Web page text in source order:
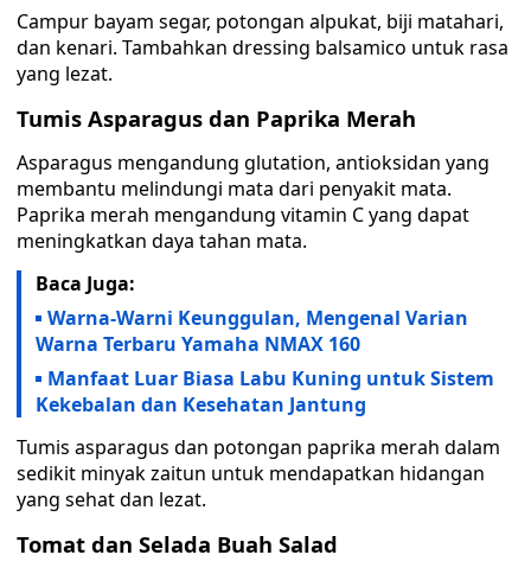
Campur bayam segar, potongan alpukat, biji matahari,
dan kenari. Tambahkan dressing balsamico untuk rasa
yang lezat.
Tumis Asparagus dan Paprika Merah
Asparagus mengandung glutation, antioksidan yang
membantu melindungi mata dari penyakit mata.
Paprika merah mengandung vitamin C yang dapat
meningkatkan daya tahan mata.
Baca Juga:
Warna-Warni Keunggulan, Mengenal Varian
Warna Terbaru Yamaha NMAX 160
Manfaat Luar Biasa Labu Kuning untuk Sistem
Kekebalan dan Kesehatan Jantung
Tumis asparagus dan potongan paprika merah dalam
sedikit minyak zaitun untuk mendapatkan hidangan
yang sehat dan lezat.
Tomat dan Selada Buah Salad